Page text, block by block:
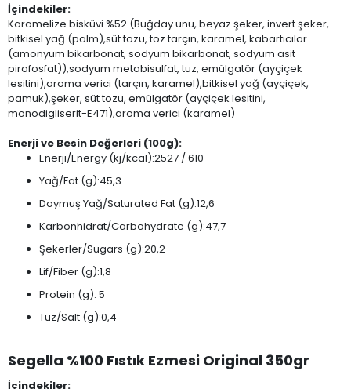
İçindekiler:
Karamelize bisküvi %52 (Buğday unu, beyaz şeker, invert şeker,
bitkisel yağ (palm),süt tozu, toz tarçın, karamel, kabartıcılar
(amonyum bikarbonat, sodyum bikarbonat, sodyum asit
pirofosfat)),sodyum metabisulfat, tuz, emülgatör (ayçiçek
lesitini),aroma verici (tarçın, karamel),bitkisel yağ (ayçiçek,
pamuk),şeker, süt tozu, emülgatör (ayçiçek lesitini,
monodigliserit-E471),aroma verici (karamel)
Enerji ve Besin Değerleri (100g):
Enerji/Energy (kj/kcal):2527 / 610
Yağ/Fat (g):45,3
Doymuş Yağ/Saturated Fat (g):12,6
Karbonhidrat/Carbohydrate (g):47,7
Şekerler/Sugars (g):20,2
Lif/Fiber (g):1,8
Protein (g): 5
Tuz/Salt (g):0,4
Segella %100 Fıstık Ezmesi Original 350gr
İçindekiler: